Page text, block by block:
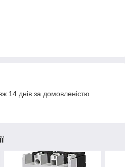
14 днів за домовленістю